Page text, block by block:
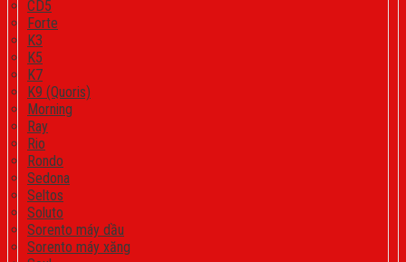
CD5
Forte
K3
K5
K7
K9 (Quoris)
Morning
Ray
Rio
Rondo
Sedona
Seltos
Soluto
Sorento máy dầu
Sorento máy xăng